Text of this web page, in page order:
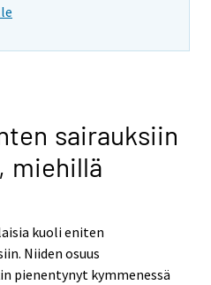
sairauksiin
miehillä
kuoli eniten
Niiden osuus
pienentynyt kymmenessä